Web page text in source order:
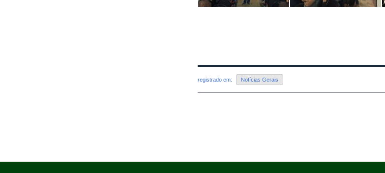
registrado em: Notícias Gerais